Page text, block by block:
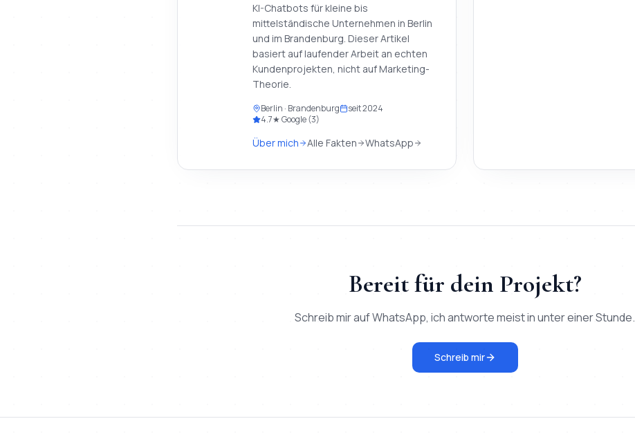
KI-Chatbots für kleine bis
mittelständische Unternehmen in Berlin
und im Brandenburg. Dieser Artikel
basiert auf laufender Arbeit an echten
Kundenprojekten, nicht auf Marketing-
Theorie.
Berlin · Brandenburg seit2024
4.7★ Google (3)
Über mich Alle Fakten WhatsApp
Bereit für dein Projekt?
Schreib mir auf WhatsApp, ich antworte meist in unter einer Stunde.
Schreib mir